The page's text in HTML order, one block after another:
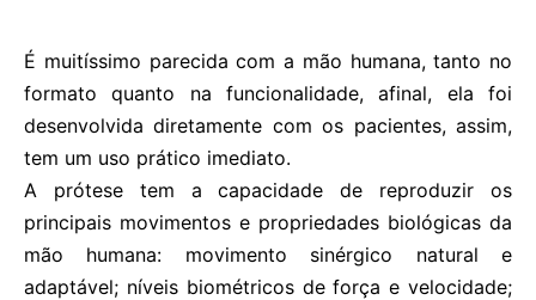
É muitíssimo parecida com a mão humana, tanto no
formato quanto na funcionalidade, afinal, ela foi
desenvolvida diretamente com os pacientes, assim,
tem um uso prático imediato.
A prótese tem a capacidade de reproduzir os
principais movimentos e propriedades biológicas da
mão humana: movimento sinérgico natural e
adaptável; níveis biométricos de força e velocidade;